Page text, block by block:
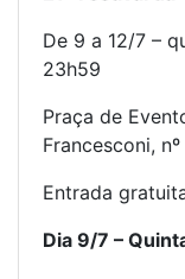
De 9 a 12/7 –
23h59
Praça de
Francesconi,
Entrada
Dia 9/7 –